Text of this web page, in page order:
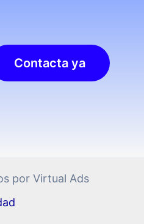
Contacta ya
por Virtual Ads